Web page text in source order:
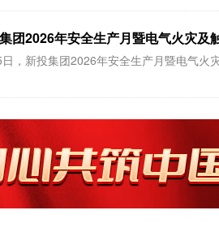
团2026年安全生产月暨电气火灾及
，新投集团2026年安全生产月暨电气火